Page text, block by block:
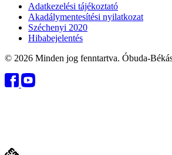
Adatkezelési tájékoztató
Akadálymentesítési nyilatkozat
Széchenyi 2020
Hibabejelentés
© 2026 Minden jog fenntartva. Óbuda-